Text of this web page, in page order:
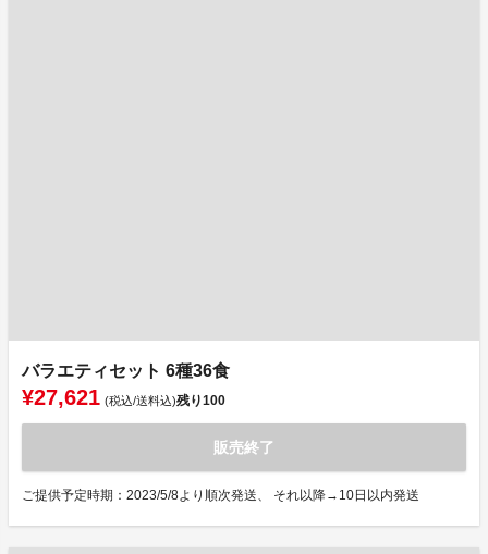
バラエティセット 6種36食
¥27,621 (税込/送料込)残り100
販売終了
ご提供予定時期：2023/5/8より順次発送、 それ以降→10日以内発送